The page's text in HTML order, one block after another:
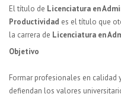
El título de Licenciatura en
Productividad es el título que
la carrera de Licenciatura en
Objetivo
Formar profesionales en calidad
defiendan los valores